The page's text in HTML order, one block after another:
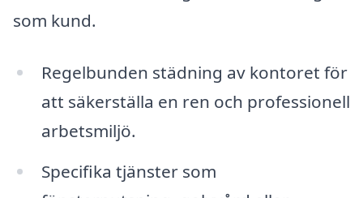
som kund.
Regelbunden städning av kontoret för
att säkerställa en ren och professionell
arbetsmiljö.
Specifika tjänster som